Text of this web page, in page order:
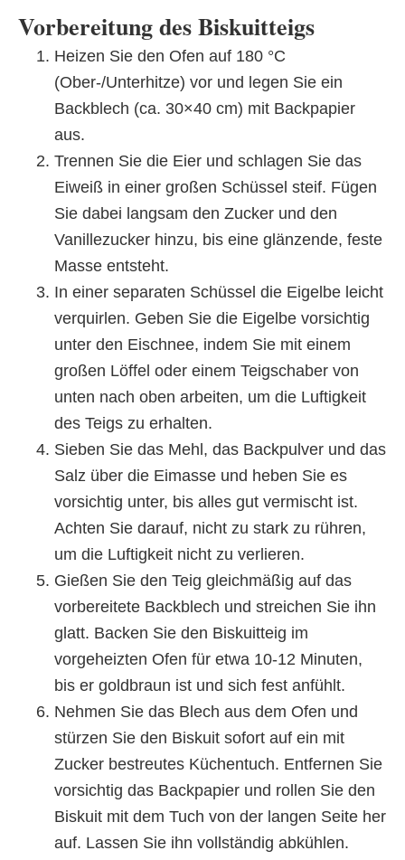
Vorbereitung des Biskuitteigs
Heizen Sie den Ofen auf 180 °C
(Ober-/Unterhitze) vor und legen Sie ein
Backblech (ca. 30×40 cm) mit Backpapier
aus.
Trennen Sie die Eier und schlagen Sie das
Eiweiß in einer großen Schüssel steif. Fügen
Sie dabei langsam den Zucker und den
Vanillezucker hinzu, bis eine glänzende, feste
Masse entsteht.
In einer separaten Schüssel die Eigelbe leicht
verquirlen. Geben Sie die Eigelbe vorsichtig
unter den Eischnee, indem Sie mit einem
großen Löffel oder einem Teigschaber von
unten nach oben arbeiten, um die Luftigkeit
des Teigs zu erhalten.
Sieben Sie das Mehl, das Backpulver und das
Salz über die Eimasse und heben Sie es
vorsichtig unter, bis alles gut vermischt ist.
Achten Sie darauf, nicht zu stark zu rühren,
um die Luftigkeit nicht zu verlieren.
Gießen Sie den Teig gleichmäßig auf das
vorbereitete Backblech und streichen Sie ihn
glatt. Backen Sie den Biskuitteig im
vorgeheizten Ofen für etwa 10-12 Minuten,
bis er goldbraun ist und sich fest anfühlt.
Nehmen Sie das Blech aus dem Ofen und
stürzen Sie den Biskuit sofort auf ein mit
Zucker bestreutes Küchentuch. Entfernen Sie
vorsichtig das Backpapier und rollen Sie den
Biskuit mit dem Tuch von der langen Seite her
auf. Lassen Sie ihn vollständig abkühlen.